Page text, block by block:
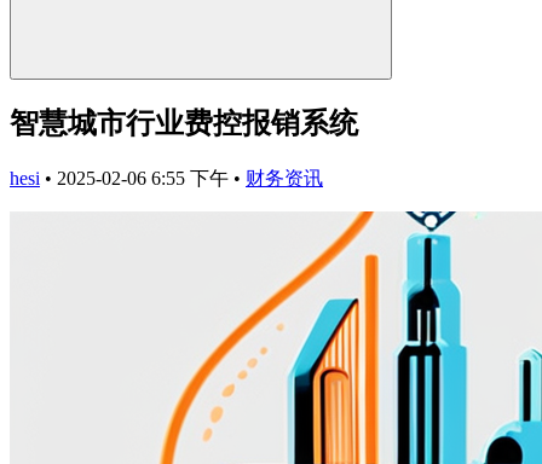
智慧城市行业费控报销系统
hesi • 2025-02-06 6:55 下午 • 财务资讯